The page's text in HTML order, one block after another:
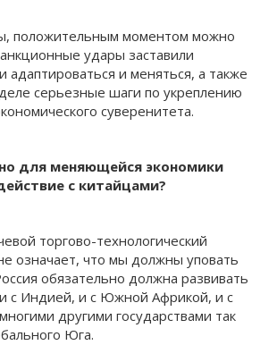
положительным моментом можно
удары заставили
адаптироваться и меняться, а также
серьезные шаги по укреплению
суверенитета.
для меняющейся экономики
с китайцами?
торгово-технологический
означает, что мы должны уповать
обязательно должна развивать
с Индией, и с Южной Африкой, и с
другими государствами так
Юга.